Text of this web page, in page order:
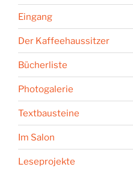
Eingang
Der Kaffeehaussitzer
Bücherliste
Photogalerie
Textbausteine
Im Salon
Leseprojekte